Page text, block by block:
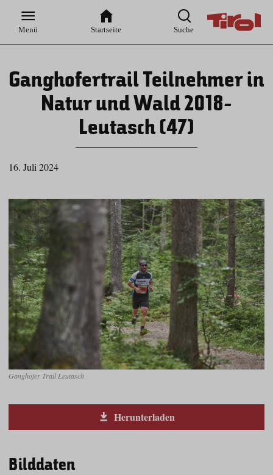
Hauptnavigation
Inhaltsbereich
Menü Startseite Suche
Ganghofertrail Teilnehmer in
Natur und Wald 2018-
Leutasch (47)
16. Juli 2024
Ganghofer Trail Leutasch
Herunterladen
Bilddaten